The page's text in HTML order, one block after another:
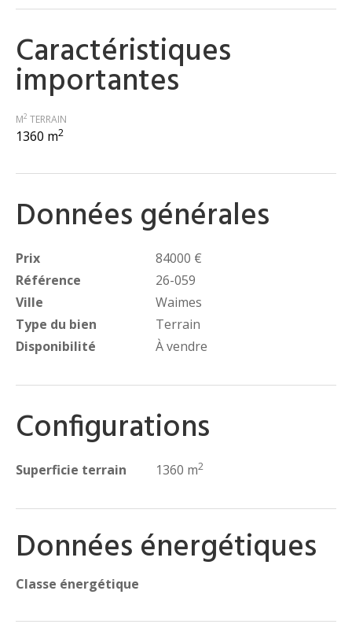
Caractéristiques
importantes
M2 TERRAIN
1360 m2
Données générales
Prix
84000 €
Référence
26-059
Ville
Waimes
Type du bien
Terrain
Disponibilité
À vendre
Configurations
Superficie terrain 1360 m2
Données énergétiques
Classe énergétique